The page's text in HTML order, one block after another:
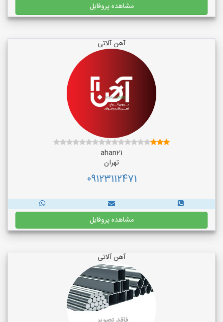
مشاهده پروفایل
آهن آلاتی
ahan21
تهران
09123112471
مشاهده پروفایل
آهن آلاتی